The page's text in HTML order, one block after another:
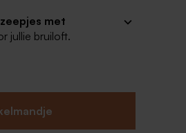
met
jullie bruiloft.
de labeltjes eenvoudig